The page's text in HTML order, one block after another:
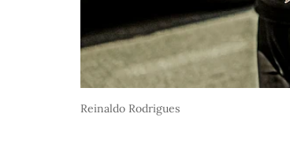
Reinaldo Rodrigues